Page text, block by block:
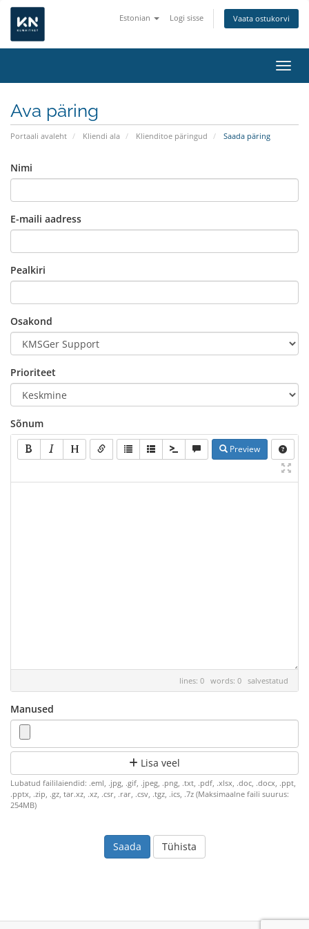
Estonian Logi sisse Vaata ostukorvi
Ava päring
Portaali avaleht Kliendi ala Klienditoe päringud Saada päring
Nimi
E-maili aadress
Pealkiri
Osakond
Prioriteet
Sõnum
Preview
lines: 0 words: 0 salvestatud
Manused
Lisa veel
Lubatud faililaiendid: .eml, .jpg, .gif, .jpeg, .png, .txt, .pdf, .xlsx, .doc, .docx, .ppt,
.pptx, .zip, .gz, tar.xz, .xz, .csr, .rar, .csv, .tgz, .ics, .7z (Maksimaalne faili suurus:
254MB)
Tühista